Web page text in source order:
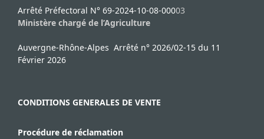
Arrêté Préfectoral N° 69-2024-10-08-00003
Ministère chargé de l’Agriculture
Auvergne-Rhône-Alpes Arrêté n° 2026/02-15 du 11
Février 2026
CONDITIONS GENERALES DE VENTE
Procédure de réclamation